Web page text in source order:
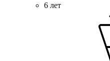
6 лет